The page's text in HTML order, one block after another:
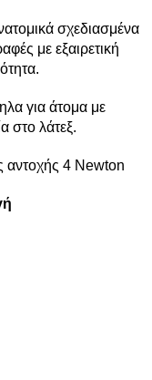
σχεδιασμένα
με εξαιρετική
για άτομα με
στο λάτεξ.
αντοχής 4 Newton